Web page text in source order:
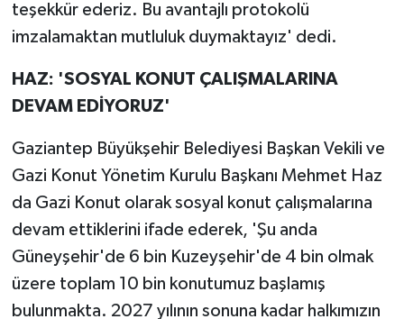
teşekkür ederiz. Bu avantajlı protokolü
imzalamaktan mutluluk duymaktayız' dedi.
HAZ: 'SOSYAL KONUT ÇALIŞMALARINA
DEVAM EDİYORUZ'
Gaziantep Büyükşehir Belediyesi Başkan Vekili ve
Gazi Konut Yönetim Kurulu Başkanı Mehmet Haz
da Gazi Konut olarak sosyal konut çalışmalarına
devam ettiklerini ifade ederek, 'Şu anda
Güneyşehir'de 6 bin Kuzeyşehir'de 4 bin olmak
üzere toplam 10 bin konutumuz başlamış
bulunmakta. 2027 yılının sonuna kadar halkımızın